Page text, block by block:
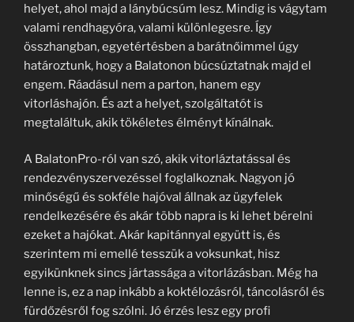
helyet, ahol majd a lánybúcsúm lesz. Mindig is vágytam
valami rendhagyóra, valami különlegesre. Így
összhangban, egyetértésben a barátnőimmel úgy
határoztunk, hogy a Balatonon búcsúztatnak majd el
engem. Ráadásul nem a parton, hanem egy
vitorláshajón. És azt a helyet, szolgáltatót is
megtaláltuk, akik tökéletes élményt kínálnak.
A BalatonPro-ról van szó, akik vitorláztatással és
rendezvényszervezéssel foglalkoznak. Nagyon jó
minőségű és sokféle hajóval állnak az ügyfelek
rendelkezésére és akár több napra is ki lehet bérelni
ezeket a hajókat. Akár kapitánnyal együtt is, és
szerintem mi emellé tesszük a voksunkat, hisz
egyikünknek sincs jártassága a vitorlázásban. Még ha
lenne is, ez a nap inkább a koktélozásról, táncolásról és
fürdőzésről fog szólni. Jó érzés lesz egy profi